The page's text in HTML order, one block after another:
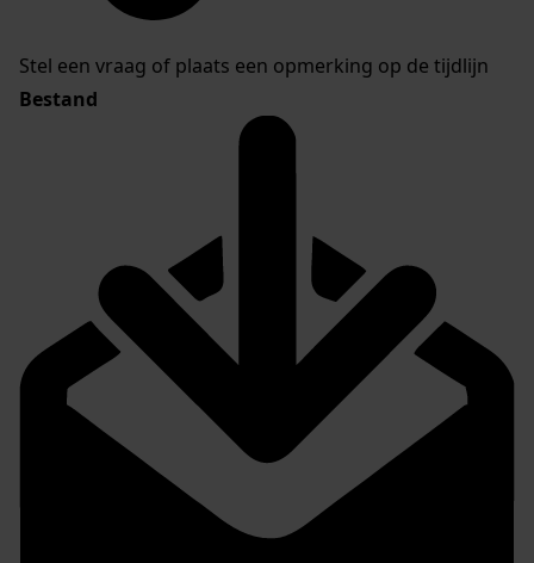
Stel een vraag of plaats een opmerking op de tijdlijn
Bestand